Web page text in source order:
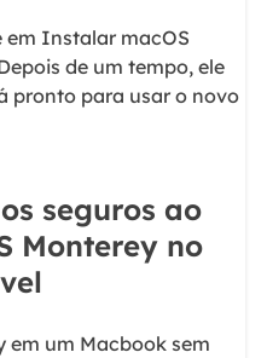
Instalar macOS
de um tempo, ele
pronto para usar o novo
seguros ao
Monterey no
em um Macbook sem